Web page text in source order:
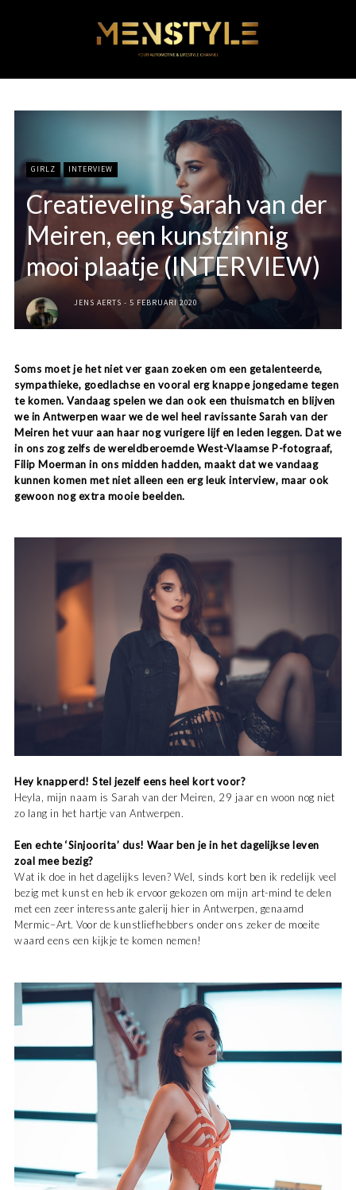
GIRLZ INTERVIEW
Creatieveling Sarah van der
Meiren, een kunstzinnig
mooi plaatje (INTERVIEW)
JENS AERTS 5 FEBRUARI 2020
Soms moet je het niet ver gaan zoeken om een getalenteerde,
sympathieke, goedlachse en vooral erg knappe jongedame tegen
te komen. Vandaag spelen we dan ook een thuismatch en blijven
we in Antwerpen waar we de wel heel ravissante Sarah van der
Meiren het vuur aan haar nog vurigere lijf en leden leggen. Dat we
in ons zog zelfs de wereldberoemde West-Vlaamse P-fotograaf,
Filip Moerman in ons midden hadden, maakt dat we vandaag
kunnen komen met niet alleen een erg leuk interview, maar ook
gewoon nog extra mooie beelden.
Hey knapperd! Stel jezelf eens heel kort voor?
Heyla, mijn naam is Sarah van der Meiren, 29 jaar en woon nog niet
zo lang in het hartje van Antwerpen.
Een echte ‘Sinjoorita’ dus! Waar ben je in het dagelijkse leven
zoal mee bezig?
Wat ik doe in het dagelijks leven? Wel, sinds kort ben ik redelijk veel
bezig met kunst en heb ik ervoor gekozen om mijn art-mind te delen
met een zeer interessante galerij hier in Antwerpen, genaamd
Mermic–Art. Voor de kunstliefhebbers onder ons zeker de moeite
waard eens een kijkje te komen nemen!